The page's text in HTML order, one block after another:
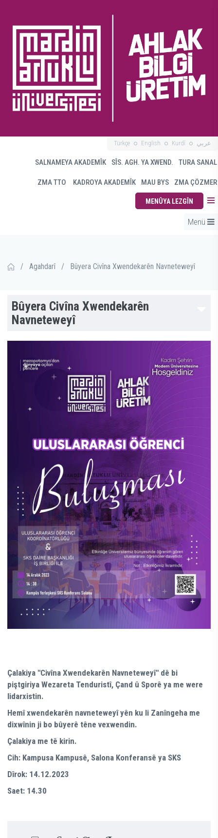
Türkçe English Kurdî عربي
SALNAMEYA AKADEMÎK SÎS. AGH. YA XWEND. TURA SANAL
ZMA TTO KADROYA AKADEMÎK MAU BYS ZMA ÇÖZMER
MENÛYA LEZGÎN
Menü
/ Agahdarî / Bûyera Civîna Xwendekarên Navneteweyî
Bûyera Civîna Xwendekarên
Navneteweyî
Çalakiya "Civîna Xwendekarên Navneteweyî" dê bi
piştgiriya Wezareta Tenduristî, Çand û Sporê ya me were
lidarxistin.
Hemî xwendekarên navneteweyî yên ku li Zanîngeha me
dixwînin ji bo bûyerê têne vexwendin.
Çalakiya me tê kirin.
Cih: Kampusa Kampusê, Salona Konferansê ya SKS
Dîrok: 14.12.2023
Saet: 14.30